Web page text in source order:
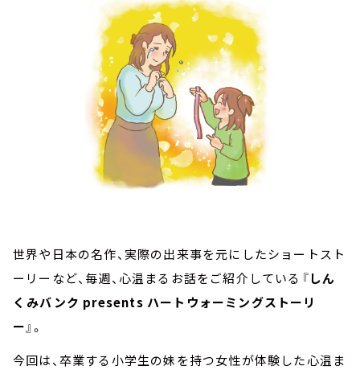
イベント・グッズ
YouTube
会社情報
世界や日本の名作、実際の出来事を元にしたショートスト
ーリーなど、毎週、心温まるお話をご紹介している『しん
くみバンク presents ハートウォーミングストーリ
ー』。
今回は、卒業する小学生の妹を持つ女性が体験した心温ま